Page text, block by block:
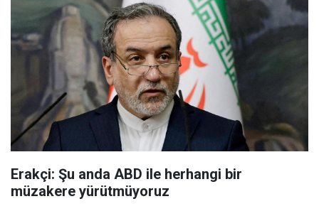
Erakçi: Şu anda ABD ile herhangi bir
müzakere yürütmüyoruz